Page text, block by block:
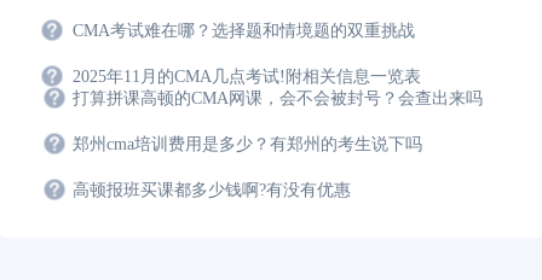
CMA考试难在哪？选择题和情境题的双重挑战
2025年11月的CMA几点考试!附相关信息一览表
打算拼课高顿的CMA网课，会不会被封号？会查出来吗
郑州cma培训费用是多少？有郑州的考生说下吗
高顿报班买课都多少钱啊?有没有优惠